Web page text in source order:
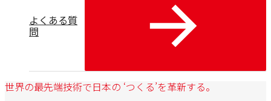
よくある質
問
世界の最先端技術で日本の ‘つくる’を革新する。